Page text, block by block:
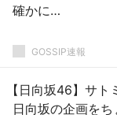
確かに…
GOSSIP速報
【日向坂46】サ
日向坂の企画を